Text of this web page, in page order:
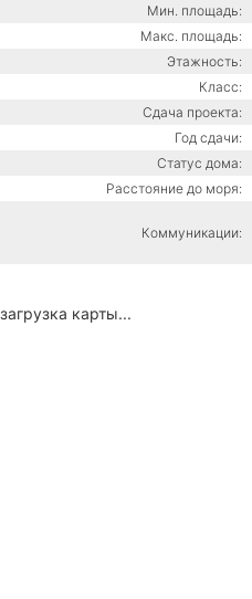
Мин. площадь:
Макс. площадь:
Этажность:
Класс:
Сдача проекта:
Год сдачи:
Статус дома:
Расстояние до моря:
Коммуникации:
загрузка карты...